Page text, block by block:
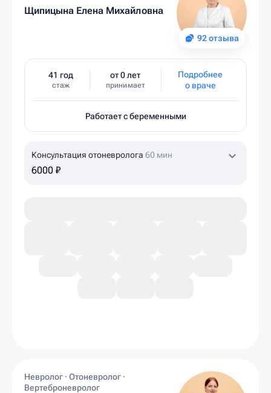
92 отзыва
Щипицына Елена Михайловна
41 год
стаж
от 0 лет
принимает
Подробнее
о враче
Работает с беременными
Консультация отоневролога 60 мин
6000 ₽
Невролог · Отоневролог ·
Вертеброневролог